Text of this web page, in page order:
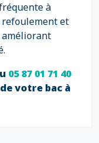
à
et
améliorant
05 87 01 71 40
votre bac à